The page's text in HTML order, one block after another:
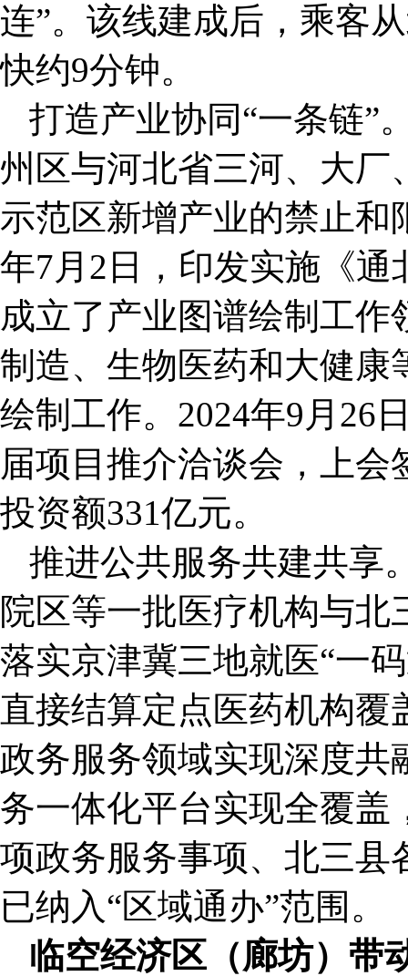
连”。该线建成后，乘客
快约9分钟。
打造产业协同“一条链”
州区与河北省三河、大厂
示范区新增产业的禁止和
年7月2日，印发实施《
成立了产业图谱绘制工
制造、生物医药和大健康
绘制工作。2024年9月26
届项目推介洽谈会，上
投资额331亿元。
推进公共服务共建共享
院区等一批医疗机构与
落实京津冀三地就医“一
直接结算定点医药机构
政务服务领域实现深度共
务一体化平台实现全覆盖
项政务服务事项、北三县
已纳入“区域通办”范围。
临空经济区（廊坊）带